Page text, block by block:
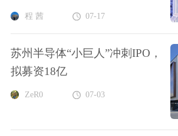
程 茜 07-17
苏州半导体“小巨人”冲刺IPO，
拟募资18亿
ZeR0 07-03